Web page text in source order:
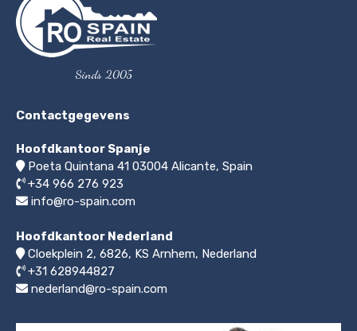
Sinds 2005
Contactgegevens
Hoofdkantoor Spanje
Poeta Quintana 41 03004 Alicante, Spain
+34 966 276 923
info@ro-spain.com
Hoofdkantoor Nederland
Cloekplein 2, 6826, KS Arnhem, Nederland
+31 628944827
nederland@ro-spain.com